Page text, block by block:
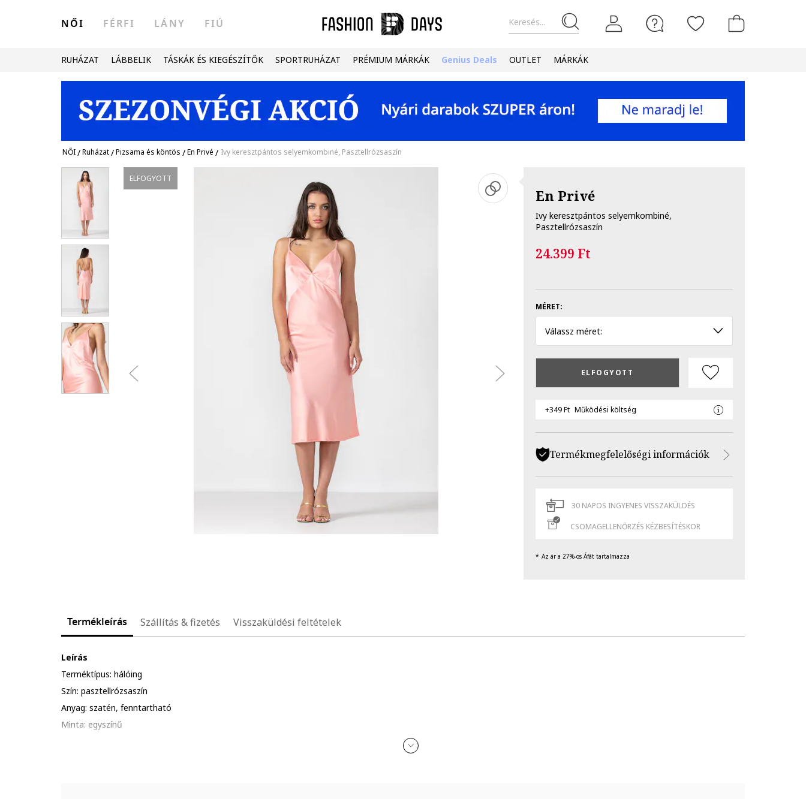
Keresés...
NŐI FÉRFI LÁNY FIÚ
RUHÁZAT LÁBBELIK TÁSKÁK ÉS KIEGÉSZÍTŐK SPORTRUHÁZAT PRÉMIUM MÁRKÁK Genius Deals OUTLET MÁRKÁK
NŐI/Ruházat/Pizsama és köntös /En Privé / Ivy keresztpántos selyemkombiné, Pasztellrózsaszín
ELFOGYOTT
En Privé
Ivy keresztpántos selyemkombiné,
Pasztellrózsaszín
24.399 Ft
MÉRET:
Válassz méret:
ELFOGYOTT
+349 Ft Működési költség
Termékmegfelelőségi információk
30 NAPOS INGYENES VISSZAKÜLDÉS
CSOMAGELLENŐRZÉS KÉZBESÍTÉSKOR
Az ár a 27%-os Áfát tartalmazza
Termékleírás Szállítás & fizetés Visszaküldési feltételek
Leírás
Terméktípus: hálóing
Szín: pasztellrózsaszín
Anyag: szatén, fenntartható
Minta: egyszínű